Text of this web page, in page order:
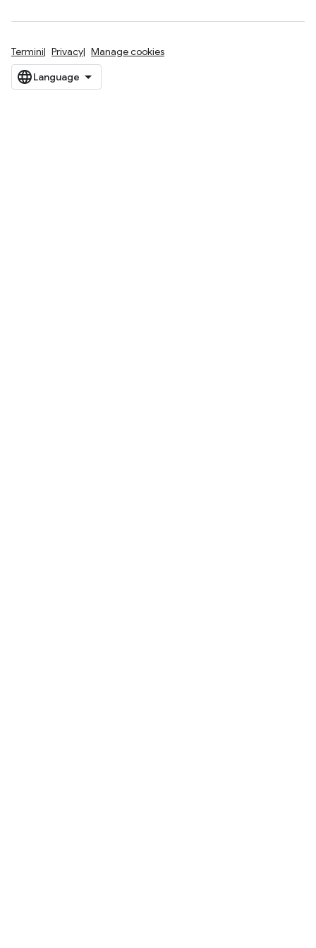
Termini Privacy Manage cookies